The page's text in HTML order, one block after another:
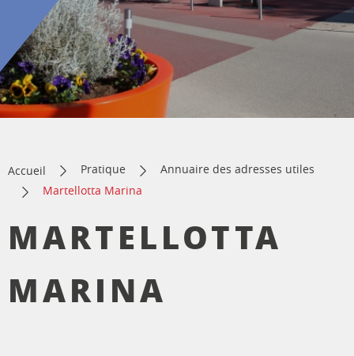
Accueil Pratique
Annuaire des adresses utiles
Martellotta Marina
MARTELLOTTA
MARINA